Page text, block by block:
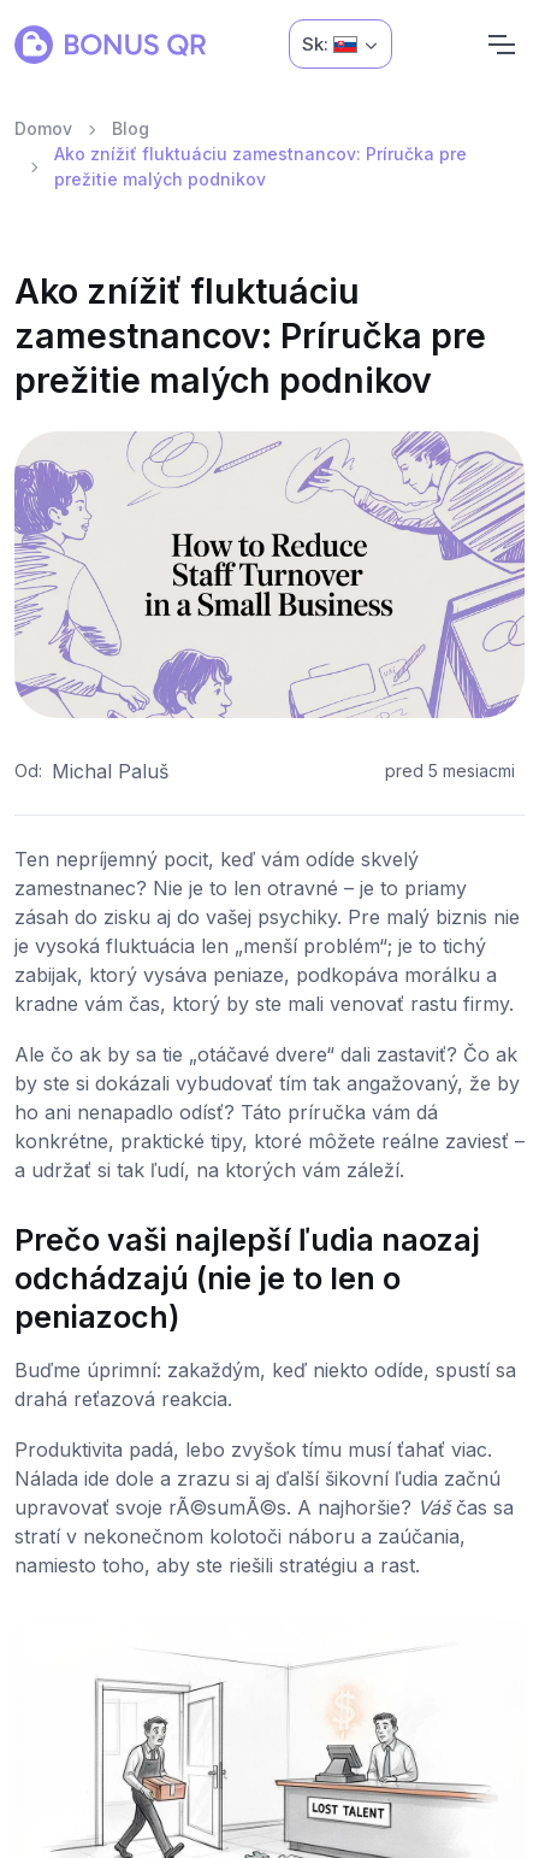
Sk:
Domov
Blog
Ako znížiť fluktuáciu zamestnancov: Príručka pre
prežitie malých podnikov
Ako znížiť fluktuáciu
zamestnancov: Príručka pre
prežitie malých podnikov
Od: Michal Paluš pred 5 mesiacmi
Ten nepríjemný pocit, keď vám odíde skvelý
zamestnanec? Nie je to len otravné – je to priamy
zásah do zisku aj do vašej psychiky. Pre malý biznis nie
je vysoká fluktuácia len „menší problém“; je to tichý
zabijak, ktorý vysáva peniaze, podkopáva morálku a
kradne vám čas, ktorý by ste mali venovať rastu firmy.
Ale čo ak by sa tie „otáčavé dvere“ dali zastaviť? Čo ak
by ste si dokázali vybudovať tím tak angažovaný, že by
ho ani nenapadlo odísť? Táto príručka vám dá
konkrétne, praktické tipy, ktoré môžete reálne zaviesť –
a udržať si tak ľudí, na ktorých vám záleží.
Prečo vaši najlepší ľudia naozaj
odchádzajú (nie je to len o
peniazoch)
Buďme úprimní: zakaždým, keď niekto odíde, spustí sa
drahá reťazová reakcia.
Produktivita padá, lebo zvyšok tímu musí ťahať viac.
Nálada ide dole a zrazu si aj ďalší šikovní ľudia začnú
upravovať svoje rÃ©sumÃ©s. A najhoršie? Váščas sa
stratí v nekonečnom kolotoči náboru a zaúčania,
namiesto toho, aby ste riešili stratégiu a rast.